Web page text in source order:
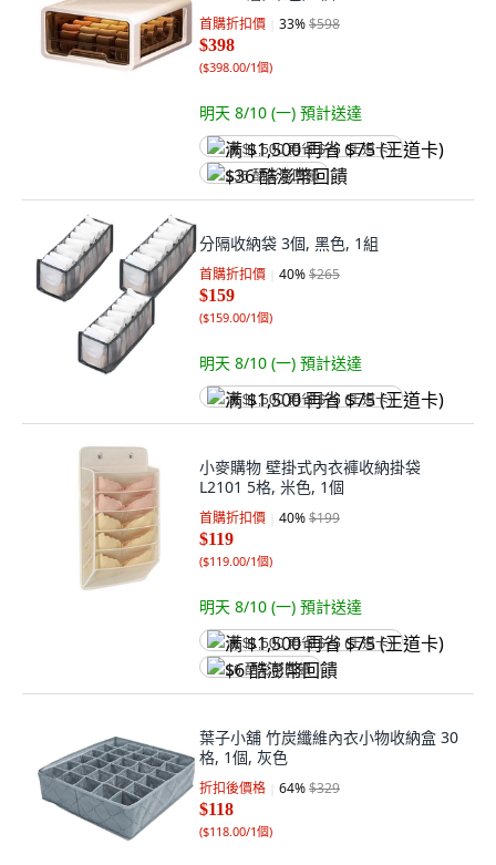
首購折扣價 33%$598
$398
($398.00/1個)
明天 8/10 (一) 預計送達
满 $1,500 再省 $75 (王道卡)
$36 酷澎幣回饋
分隔收納袋 3個, 黑色, 1組
首購折扣價 40%$265
$159
($159.00/1個)
明天 8/10 (一) 預計送達
满 $1,500 再省 $75 (王道卡)
小麥購物 壁掛式內衣褲收納掛袋
L2101 5格, 米色, 1個
首購折扣價 40%$199
$119
($119.00/1個)
明天 8/10 (一) 預計送達
满 $1,500 再省 $75 (王道卡)
$6 酷澎幣回饋
葉子小舖 竹炭纖維內衣小物收納盒 30
格, 1個, 灰色
折扣後價格 64%$329
$118
($118.00/1個)